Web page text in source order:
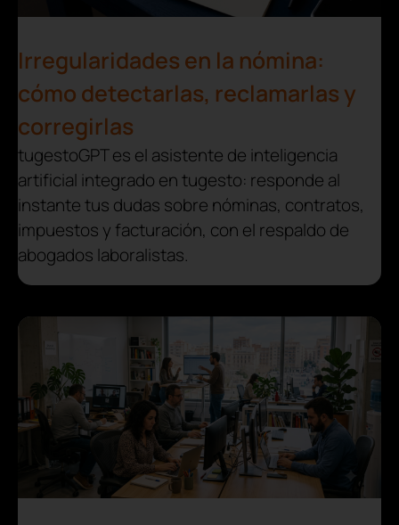
Irregularidades en la nómina:
cómo detectarlas, reclamarlas y
corregirlas
tugestoGPT es el asistente de inteligencia
artificial integrado en tugesto: responde al
instante tus dudas sobre nóminas, contratos,
impuestos y facturación, con el respaldo de
abogados laboralistas.